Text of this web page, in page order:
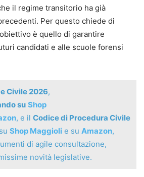
il regime transitorio ha già
Per questo chiede di
è quello di garantire
candidati e alle scuole forensi
Civile 2026,
su Shop
, e il Codice di Procedura Civile
Shop Maggioli e su Amazon,
di agile consultazione,
novità legislative.